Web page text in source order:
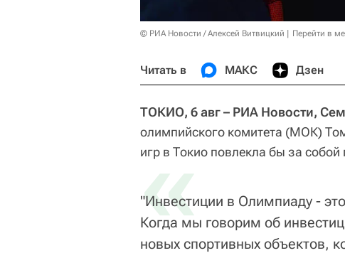
© РИА Новости / Алексей Витвицкий Перейти в
Читать в МАКС Дзен
ТОКИО, 6 авг – РИА Новости,
олимпийского комитета (МОК)
игр в Токио повлекла бы за
«
"Инвестиции в Олимпиаду -
Когда мы говорим об
новых спортивных объектов,